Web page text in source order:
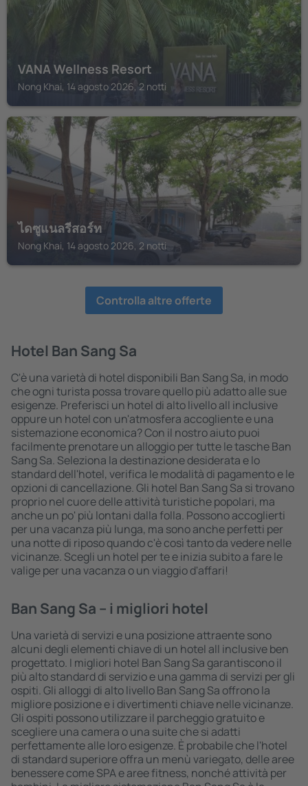
VANA Wellness Resort
Nong Khai, 14 agosto 2026, 2 notti
NONG KHAI
ไดซูแนลรีสอร์ท
Nong Khai, 14 agosto 2026, 2 notti
Controlla altre offerte
Hotel Ban Sang Sa
C'è una varietà di hotel disponibili Ban Sang Sa, in modo
che ogni turista possa trovare quello più adatto alle sue
esigenze. Preferisci un hotel di alto livello all inclusive
oppure un hotel con un'atmosfera accogliente e una
sistemazione economica? Con il nostro aiuto puoi
facilmente prenotare un alloggio per tutte le tasche Ban
Sang Sa. Seleziona la destinazione desiderata e lo
standard dell'hotel, verifica le modalità di pagamento e le
opzioni di cancellazione. Gli hotel Ban Sang Sa si trovano
proprio nel cuore delle attività turistiche popolari, ma
anche un po' più lontani dalla folla. Possono accoglierti
per una vacanza più lunga, ma sono anche perfetti per
una notte di riposo quando c'è così tanto da vedere nelle
vicinanze. Scegli un hotel per te e inizia subito a fare le
valige per una vacanza o un viaggio d'affari!
Ban Sang Sa – i migliori hotel
Una varietà di servizi e una posizione attraente sono
alcuni degli elementi chiave di un hotel all inclusive ben
progettato. I migliori hotel Ban Sang Sa garantiscono il
più alto standard di servizio e una gamma di servizi per gli
ospiti. Gli alloggi di alto livello Ban Sang Sa offrono la
migliore posizione e i divertimenti chiave nelle vicinanze.
Gli ospiti possono utilizzare il parcheggio gratuito e
scegliere una camera o una suite che si adatti
perfettamente alle loro esigenze. È probabile che l'hotel
di standard superiore offra un menù variegato, delle aree
benessere come SPA e aree fitness, nonché attività per